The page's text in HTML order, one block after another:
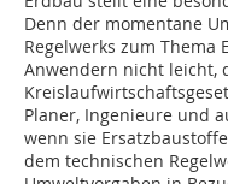
Denn der momentane
Regelwerks zum Thema
Anwendern nicht leicht,
Planer, Ingenieure und
wenn sie
dem technischen